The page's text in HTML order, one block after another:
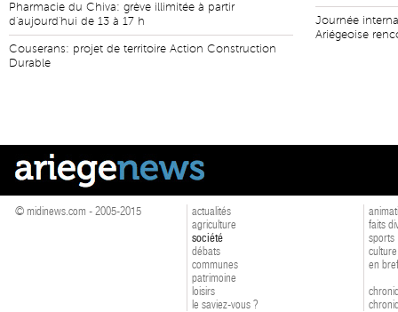
Pharmacie du Chiva: grève illimitée à partir
d'aujourd'hui de 13 à 17 h
Couserans: projet de territoire Action Construction
Durable
Journée
Ariégeoise
© midinews.com - 2005-2015
actualités
agriculture
société
débats
communes
patrimoine
loisirs
le saviez-vous ?
faits
sports
culture
en bref